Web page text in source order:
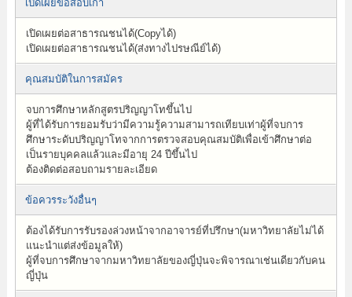
เปิดเผยข้อสอบเก่า
เปิดเผยต่อสาธารณชนได้(Copyได้)
เปิดเผยต่อสาธารณชนได้(ส่งทางไปรษณีย์ได้)
คุณสมบัติในการสมัคร
จบการศึกษาหลักสูตรปริญญาโทขึ้นไป
ผู้ที่ได้รับการยอมรับว่ามีความรู้ความสามารถเทียบเท่าผู้ที่จบการ
ศึกษาระดับปริญญาโทจากการตรวจสอบคุณสมบัติเพื่อเข้าศึกษาต่อ
เป็นรายบุคคลแล้วและมีอายุ 24 ปีขึ้นไป
ต้องติดต่อสอบถามรายละเอียด
ข้อควรระวังอื่นๆ
ต้องได้รับการรับรองล่วงหน้าจากอาจารย์ที่ปรึกษา(มหาวิทยาลัยไม่ได้
แนะนำแต่ส่งข้อมูลให้)
ผู้ที่จบการศึกษาจากมหาวิทยาลัยของญี่ปุ่นจะพิจารณาเช่นเดียวกับคน
ญี่ปุ่น